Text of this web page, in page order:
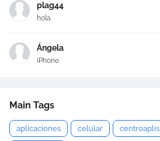
plag44
hola
Ángela
iPhone
Main Tags
aplicaciones celular centroaplis